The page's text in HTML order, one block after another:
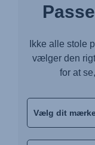
Ikke alle stole
vælger den
for at